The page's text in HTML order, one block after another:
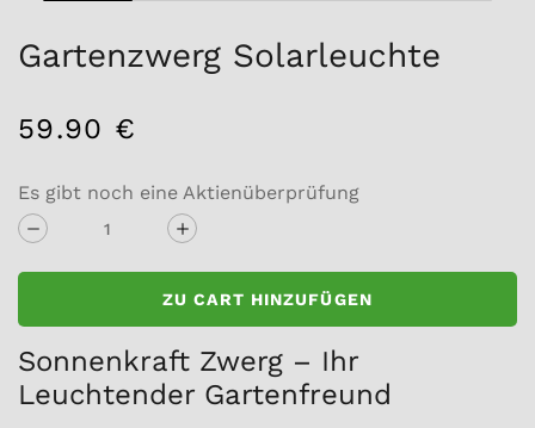
Gartenzwerg Solarleuchte
59.90 €
Preis
/
Es gibt noch eine Aktienüberprüfung
ZU CART HINZUFÜGEN
Sonnenkraft Zwerg – Ihr
Leuchtender Gartenfreund